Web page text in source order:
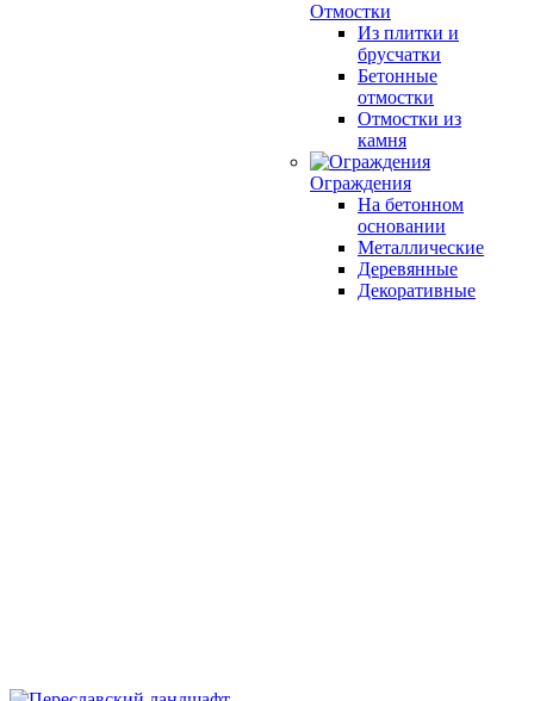
Отмостки
Из плитки и
брусчатки
Бетонные
отмостки
Отмостки из
камня
Ограждения
На бетонном
основании
Металлические
Деревянные
Декоративные